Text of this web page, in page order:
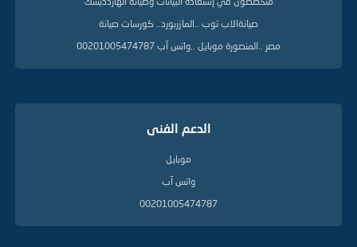
صيانةالاب توب ..المازربورد.. كورسات صيانة
مصر ..المنصورة موبايل ..واتس آب 00201005474787
الدعم الفنى
موبايل
واتس آب
00201005474787